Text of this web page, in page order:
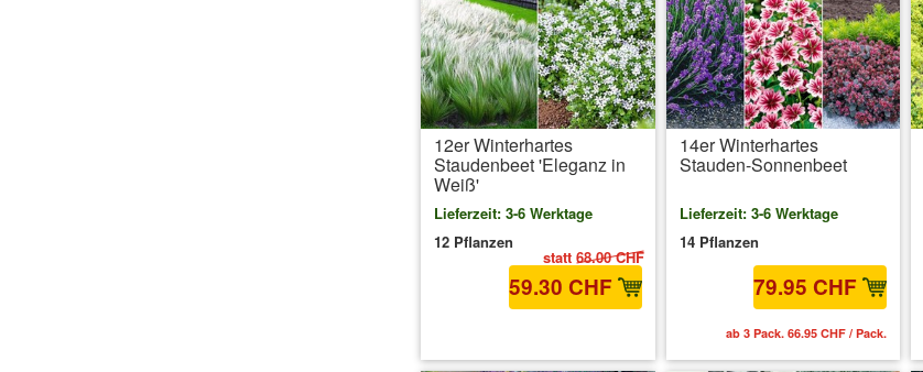
12er Winterhartes
Staudenbeet 'Eleganz in
Weiß'
statt 68.00 CHF
Lieferzeit: 3-6 Werktage
12 Pflanzen
59.30 CHF
14er Winterhartes
Stauden-Sonnenbeet
Lieferzeit: 3-6 Werktage
14 Pflanzen
79.95 CHF
ab 3 Pack. 66.95 CHF / Pack.